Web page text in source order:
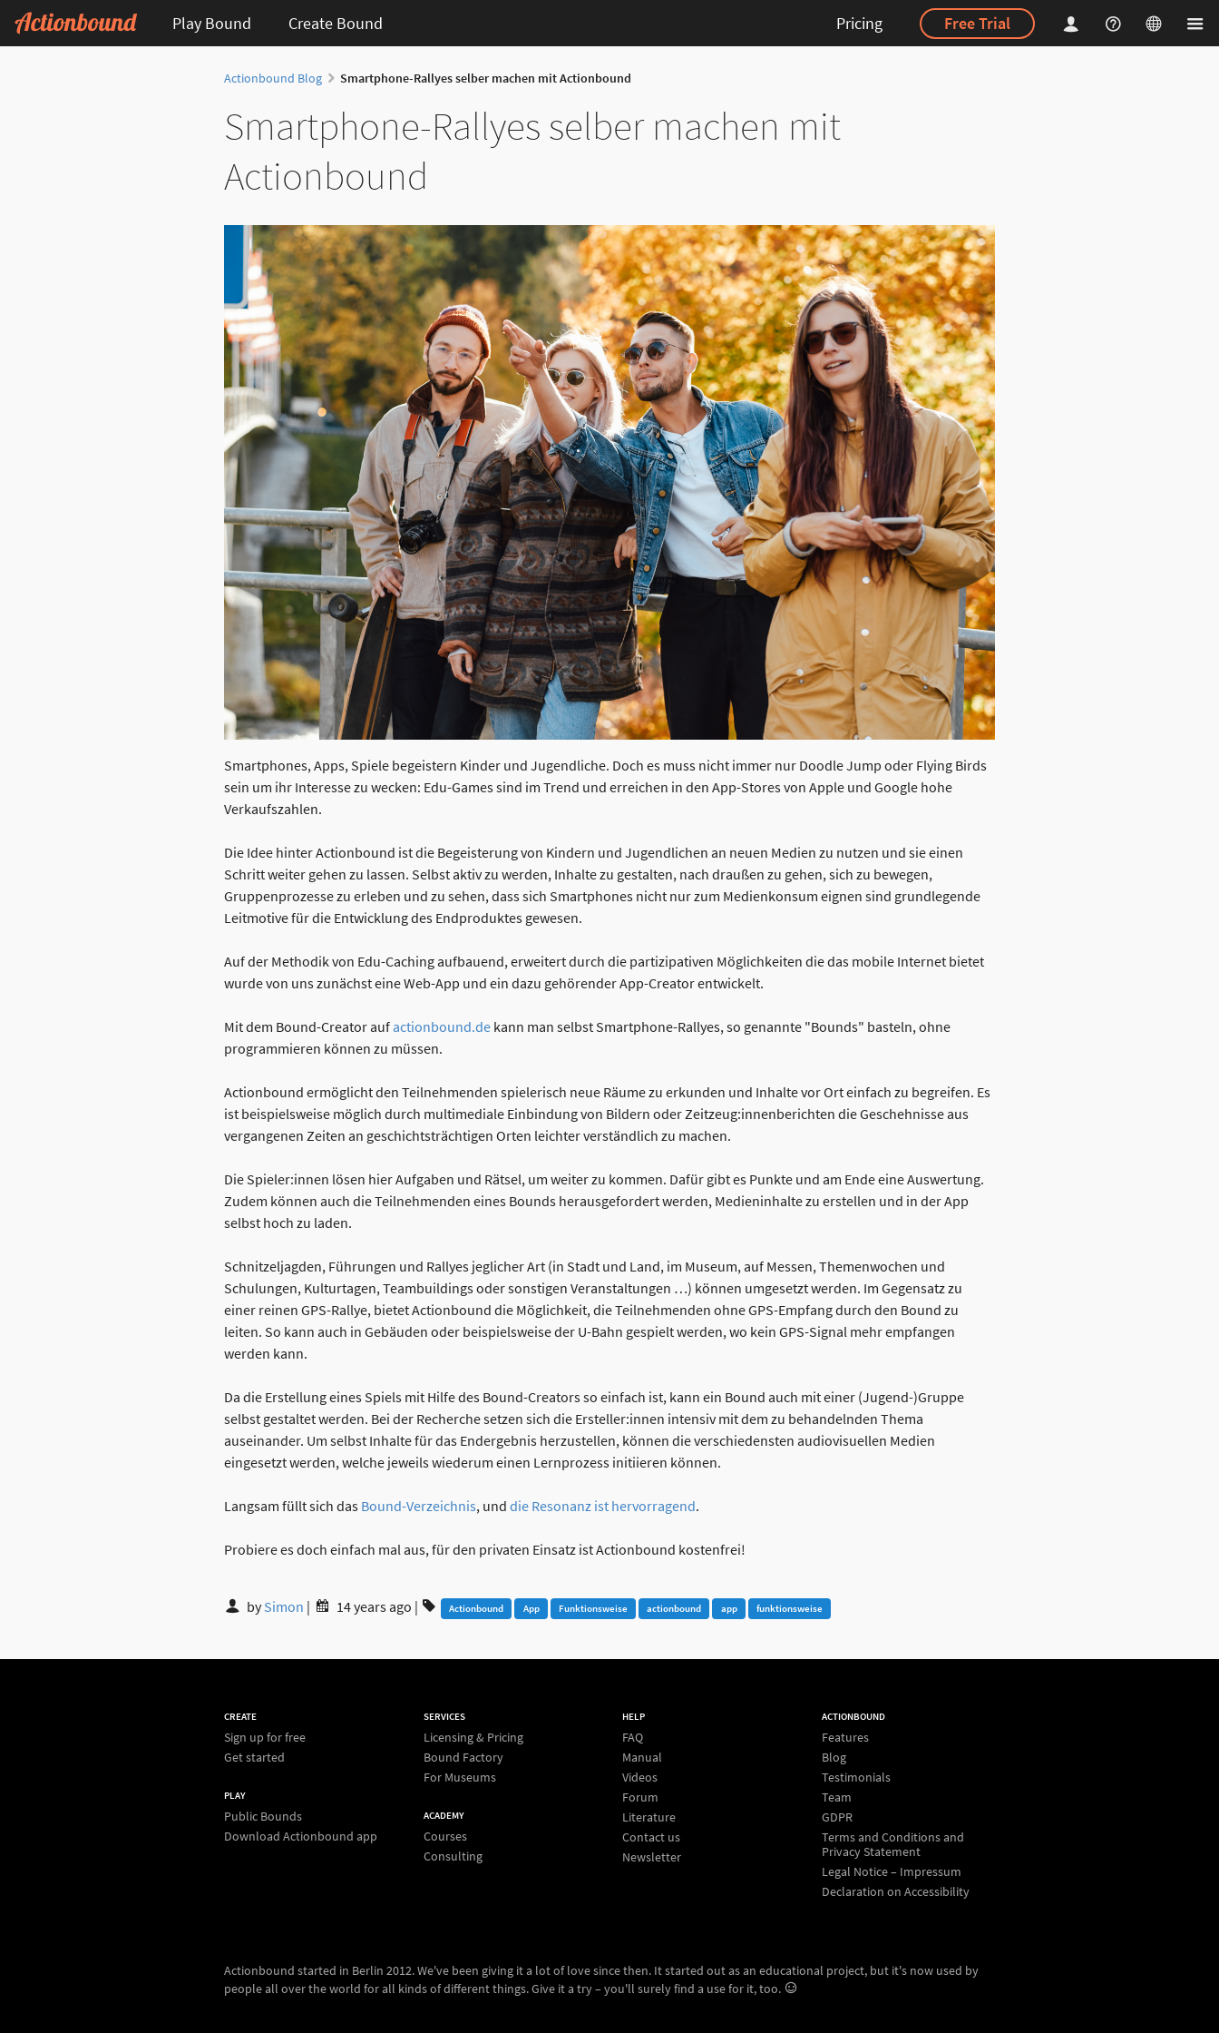
Play Bound Create Bound Pricing Free Trial
Actionbound Blog Smartphone-Rallyes selber machen mit Actionbound
Smartphone-Rallyes selber machen mit
Actionbound
Smartphones, Apps, Spiele begeistern Kinder und Jugendliche. Doch es muss nicht immer nur Doodle Jump oder Flying Birds
sein um ihr Interesse zu wecken: Edu-Games sind im Trend und erreichen in den App-Stores von Apple und Google hohe
Verkaufszahlen.
Die Idee hinter Actionbound ist die Begeisterung von Kindern und Jugendlichen an neuen Medien zu nutzen und sie einen
Schritt weiter gehen zu lassen. Selbst aktiv zu werden, Inhalte zu gestalten, nach draußen zu gehen, sich zu bewegen,
Gruppenprozesse zu erleben und zu sehen, dass sich Smartphones nicht nur zum Medienkonsum eignen sind grundlegende
Leitmotive für die Entwicklung des Endproduktes gewesen.
Auf der Methodik von Edu-Caching aufbauend, erweitert durch die partizipativen Möglichkeiten die das mobile Internet bietet
wurde von uns zunächst eine Web-App und ein dazu gehörender App-Creator entwickelt.
Mit dem Bound-Creator auf actionbound.de kann man selbst Smartphone-Rallyes, so genannte "Bounds" basteln, ohne
programmieren können zu müssen.
Actionbound ermöglicht den Teilnehmenden spielerisch neue Räume zu erkunden und Inhalte vor Ort einfach zu begreifen. Es
ist beispielsweise möglich durch multimediale Einbindung von Bildern oder Zeitzeug:innenberichten die Geschehnisse aus
vergangenen Zeiten an geschichtsträchtigen Orten leichter verständlich zu machen.
Die Spieler:innen lösen hier Aufgaben und Rätsel, um weiter zu kommen. Dafür gibt es Punkte und am Ende eine Auswertung.
Zudem können auch die Teilnehmenden eines Bounds herausgefordert werden, Medieninhalte zu erstellen und in der App
selbst hoch zu laden.
Schnitzeljagden, Führungen und Rallyes jeglicher Art (in Stadt und Land, im Museum, auf Messen, Themenwochen und
Schulungen, Kulturtagen, Teambuildings oder sonstigen Veranstaltungen …) können umgesetzt werden. Im Gegensatz zu
einer reinen GPS-Rallye, bietet Actionbound die Möglichkeit, die Teilnehmenden ohne GPS-Empfang durch den Bound zu
leiten. So kann auch in Gebäuden oder beispielsweise der U-Bahn gespielt werden, wo kein GPS-Signal mehr empfangen
werden kann.
Da die Erstellung eines Spiels mit Hilfe des Bound-Creators so einfach ist, kann ein Bound auch mit einer (Jugend-)Gruppe
selbst gestaltet werden. Bei der Recherche setzen sich die Ersteller:innen intensiv mit dem zu behandelnden Thema
auseinander. Um selbst Inhalte für das Endergebnis herzustellen, können die verschiedensten audiovisuellen Medien
eingesetzt werden, welche jeweils wiederum einen Lernprozess initiieren können.
Langsam füllt sich das Bound-Verzeichnis, und die Resonanz ist hervorragend.
Probiere es doch einfach mal aus, für den privaten Einsatz ist Actionbound kostenfrei!
bySimon | 14 years ago | Actionbound App Funktionsweise actionbound app funktionsweise
CREATE
Sign up for free
Get started
PLAY
Public Bounds
Download Actionbound app
SERVICES
Licensing & Pricing
Bound Factory
For Museums
ACADEMY
Courses
Consulting
HELP
FAQ
Manual
Videos
Forum
Literature
Contact us
Newsletter
ACTIONBOUND
Features
Blog
Testimonials
Team
GDPR
Terms and Conditions and
Privacy Statement
Legal Notice – Impressum
Declaration on Accessibility
Actionbound started in Berlin 2012. We've been giving it a lot of love since then. It started out as an educational project, but it's now used by
people all over the world for all kinds of different things. Give it a try – you'll surely find a use for it, too.